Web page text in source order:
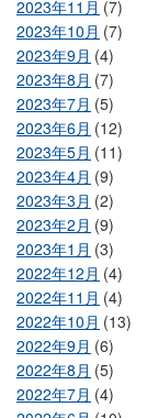
2023年11月 (7)
2023年10月 (7)
2023年9月 (4)
2023年8月 (7)
2023年7月 (5)
2023年6月 (12)
2023年5月 (11)
2023年4月 (9)
2023年3月 (2)
2023年2月 (9)
2023年1月 (3)
2022年12月 (4)
2022年11月 (4)
2022年10月 (13)
2022年9月 (6)
2022年8月 (5)
2022年7月 (4)